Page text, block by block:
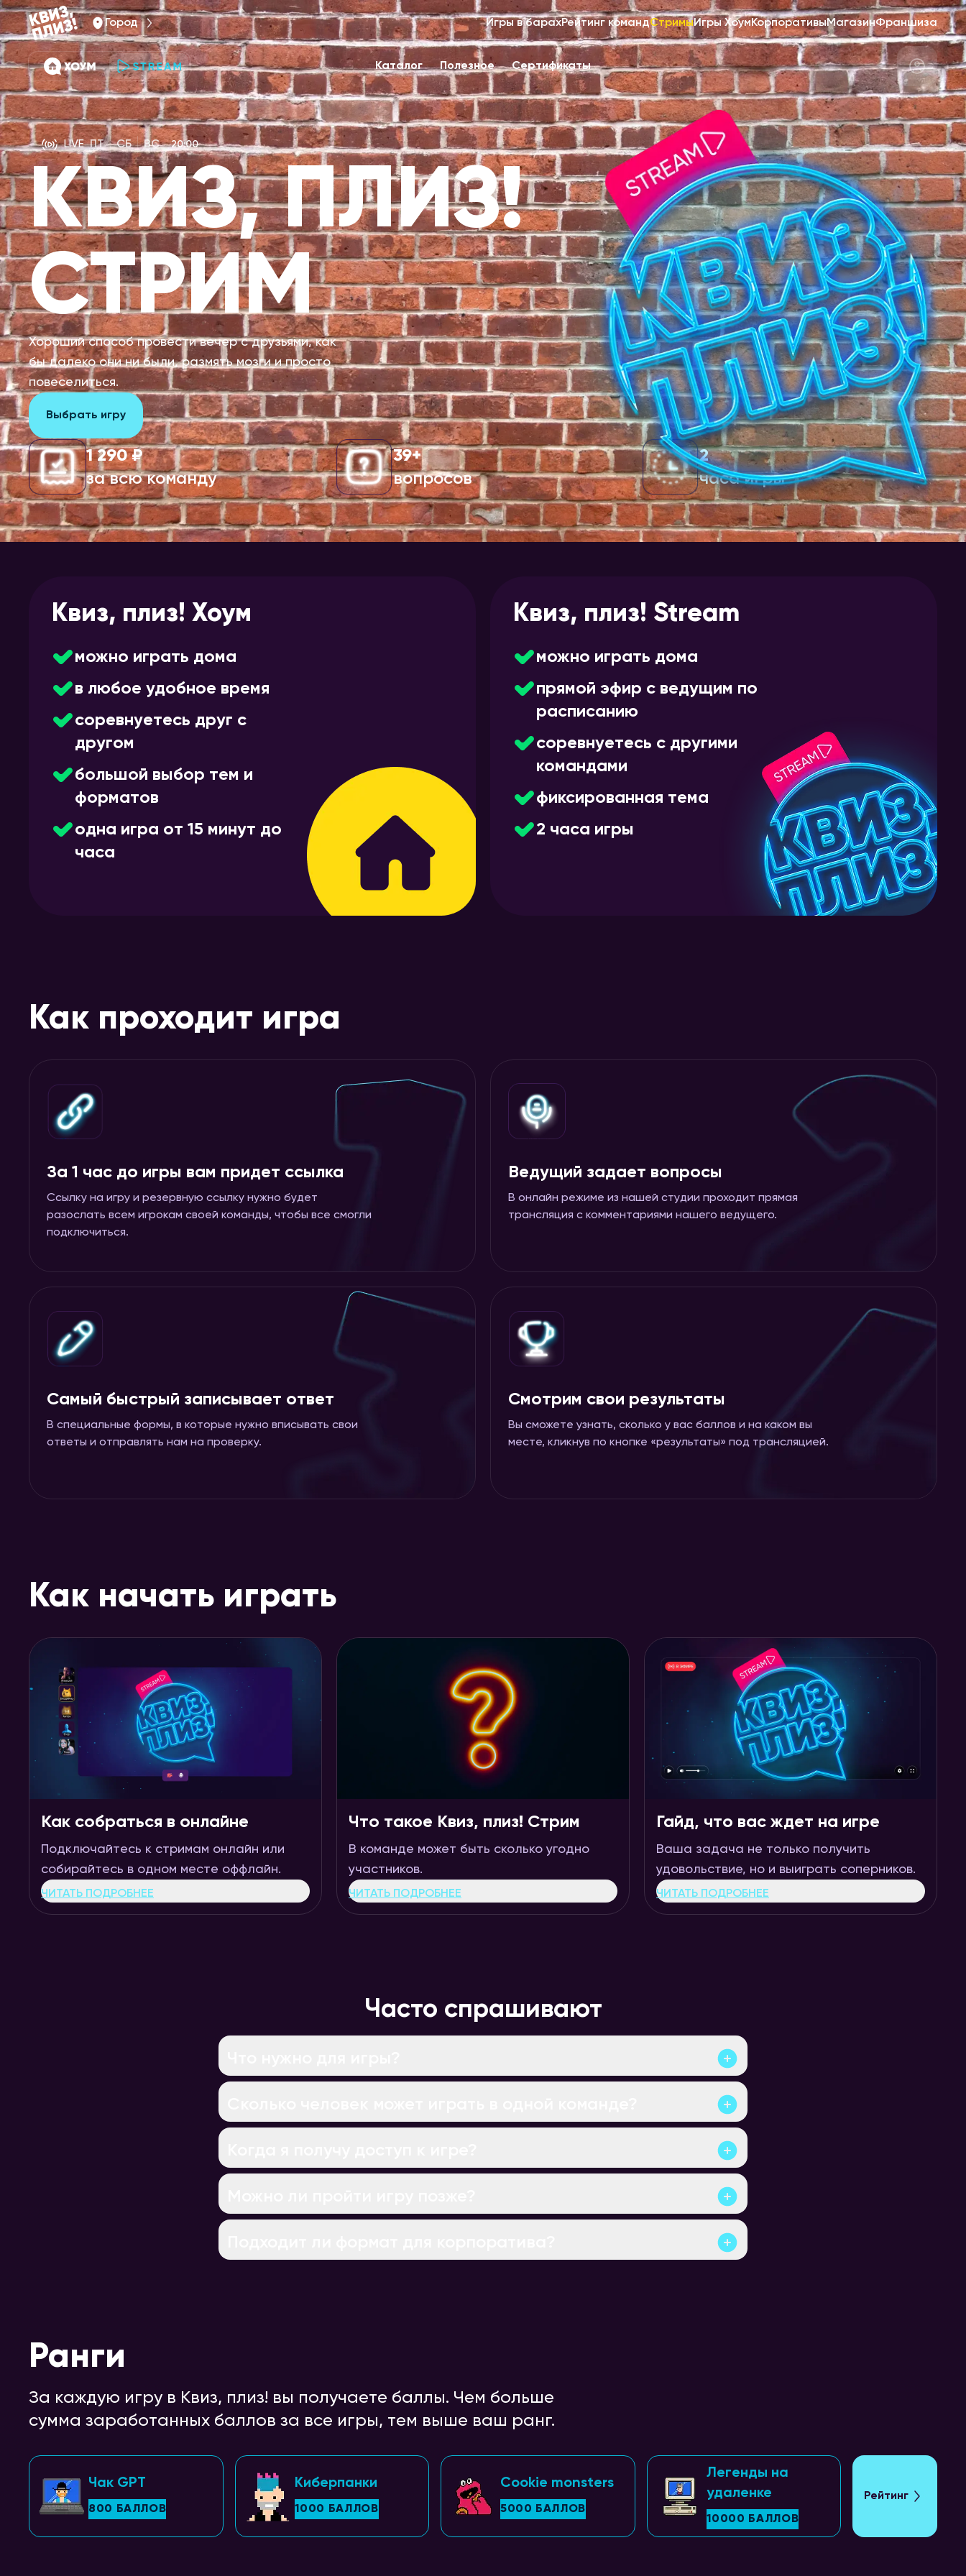
Город Игры в барахРейтинг командСтримыИгры ХоумКорпоративыМагазинФраншиза
Каталог Полезное Сертификаты
LIVE ПТ СБ ВС 20:00
КВИЗ, ПЛИЗ!
СТРИМ
Хороший способ провести вечер с друзьями, как
бы далеко они ни были, размять мозги и просто
повеселиться.
Выбрать игру
1 290 ₽
за всю команду
39+
вопросов
2
часа игры
Квиз, плиз! Хоум
можно играть дома
в любое удобное время
соревнуетесь друг с
другом
большой выбор тем и
форматов
одна игра от 15 минут до
часа
Квиз, плиз! Stream
можно играть дома
прямой эфир с ведущим по
расписанию
соревнуетесь с другими
командами
фиксированная тема
2 часа игры
Как проходит игра
За 1 час до игры вам придет ссылка
Ссылку на игру и резервную ссылку нужно будет
разослать всем игрокам своей команды, чтобы все смогли
подключиться.
Ведущий задает вопросы
В онлайн режиме из нашей студии проходит прямая
трансляция с комментариями нашего ведущего.
Самый быстрый записывает ответ
В специальные формы, в которые нужно вписывать свои
ответы и отправлять нам на проверку.
Смотрим свои результаты
Вы сможете узнать, сколько у вас баллов и на каком вы
месте, кликнув по кнопке «результаты» под трансляцией.
Как начать играть
Как собраться в онлайне
Подключайтесь к стримам онлайн или
собирайтесь в одном месте оффлайн.
ЧИТАТЬ ПОДРОБНЕЕ
Что такое Квиз, плиз! Стрим
В команде может быть сколько угодно
участников.
ЧИТАТЬ ПОДРОБНЕЕ
Гайд, что вас ждет на игре
Ваша задача не только получить
удовольствие, но и выиграть соперников.
ЧИТАТЬ ПОДРОБНЕЕ
Часто спрашивают
Ранги
За каждую игру в Квиз, плиз! вы получаете баллы. Чем больше
сумма заработанных баллов за все игры, тем выше ваш ранг.
Чак GPT
800 БАЛЛОВ
Киберпанки
1000 БАЛЛОВ
Cookie monsters
5000 БАЛЛОВ
Легенды на
удаленке
10000 БАЛЛОВ
Рейтинг